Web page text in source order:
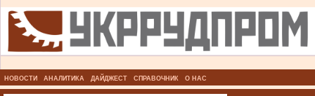
НОВОСТИ АНАЛИТИКА ДАЙДЖЕСТ СПРАВОЧНИК О НАС